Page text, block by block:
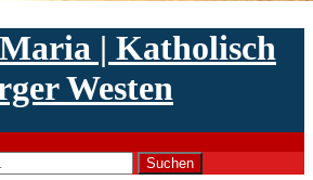
| Katholisch
Westen